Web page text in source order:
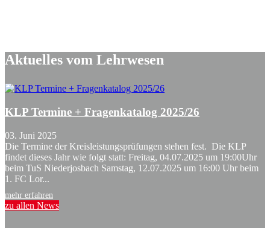
Aktuelles vom Lehrwesen
KLP Termine + Fragenkatalog 2025/26
03. Juni 2025
Die Termine der Kreisleistungsprüfungen stehen fest. Die KLP
findet dieses Jahr wie folgt statt: Freitag, 04.07.2025 um 19:00Uhr
beim TuS Niederjosbach Samstag, 12.07.2025 um 16:00 Uhr beim
1. FC Lor...
mehr erfahren
zu allen News